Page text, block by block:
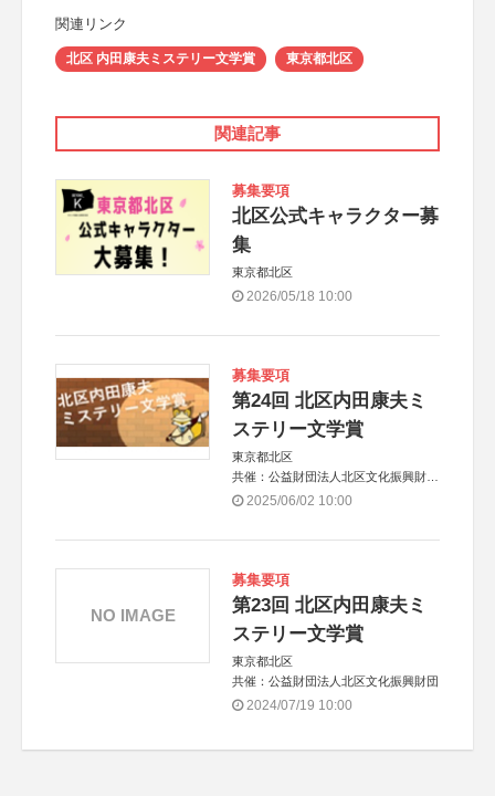
関連リンク
北区 内田康夫ミステリー文学賞 東京都北区
関連記事
募集要項
北区公式キャラクター募
集
東京都北区
2026/05/18 10:00
募集要項
第24回 北区内田康夫ミ
ステリー文学賞
東京都北区
共催：公益財団法人北区文化振興財団
協力：一般財団法人内田康夫財団
2025/06/02 10:00
募集要項
第23回 北区内田康夫ミ
ステリー文学賞
東京都北区
共催：公益財団法人北区文化振興財団
2024/07/19 10:00
NO IMAGE